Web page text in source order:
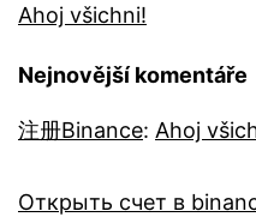
Ahoj všichni!
Nejnovější komentáře
注册Binance: Ahoj
Открыть счет в